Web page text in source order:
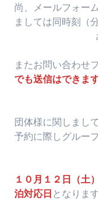
尚、メールフォー
ましては同時刻（
またお問い合わせ
でも送信はできま
団体様に関しまし
予約に際しグルー
１０月１２日（土
泊対応日 となりま